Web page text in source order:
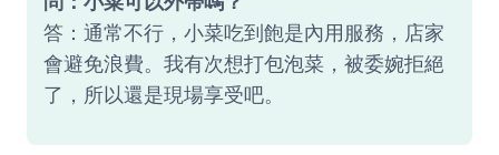
答：通常不行，小菜吃到飽是內用服務，店家
會避免浪費。我有次想打包泡菜，被委婉拒絕
了，所以還是現場享受吧。